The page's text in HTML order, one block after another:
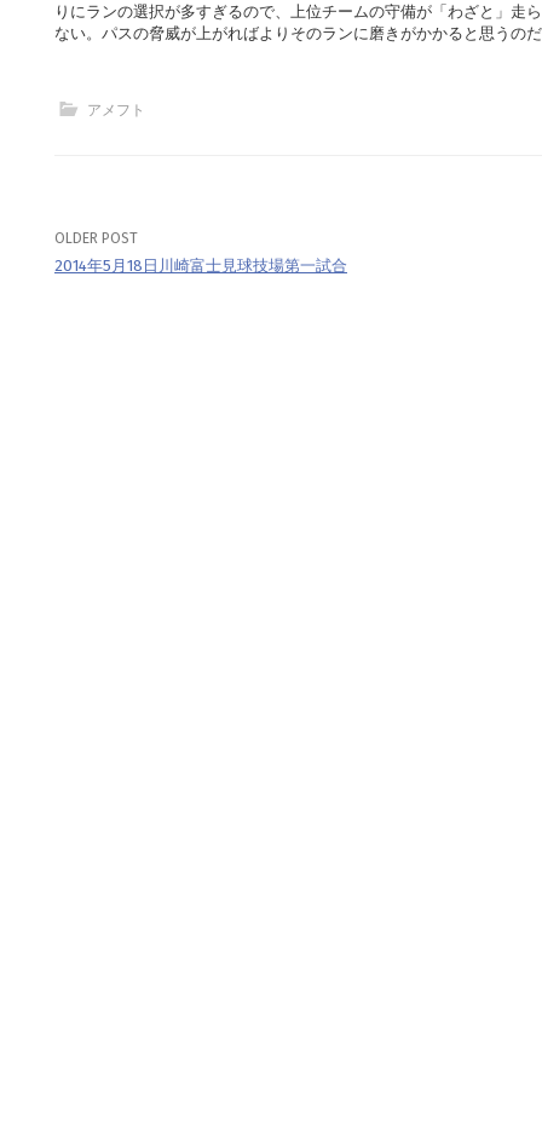
りにランの選択が多すぎるので、上位チームの守備が「わざと」走
ない。パスの脅威が上がればよりそのランに磨きがかかると思うの
アメフト
Post
OLDER POST
2014年5月18日川崎富士見球技場第一試合